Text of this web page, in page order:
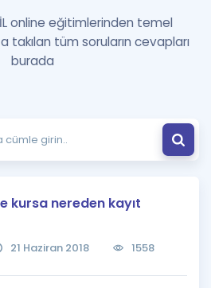
Hatırlamıyorum
GİRİŞ YAP
İngilizce Gramer
online eğitimlerinden temel
takılan tüm soruların cevapları
burada
kursa nereden kayıt
21 Haziran 2018 1558